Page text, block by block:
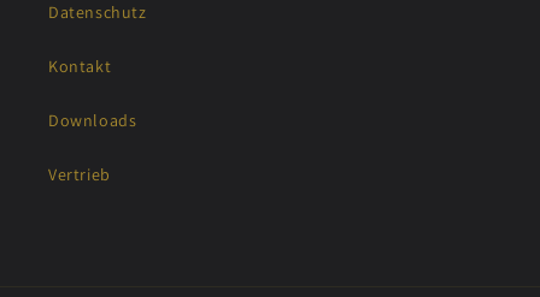
Datenschutz
Kontakt
Downloads
Vertrieb